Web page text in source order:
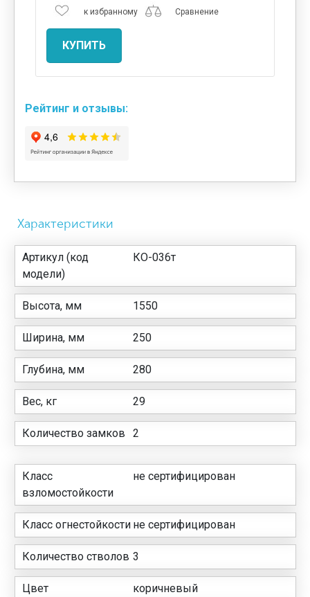
к избранному
Сравнение
КУПИТЬ
Рейтинг и отзывы:
Характеристики
Артикул (код
модели)
КО-036т
Высота, мм 1550
Ширина, мм 250
Глубина, мм 280
Вес, кг 29
Количество замков 2
Класс
взломостойкости
не сертифицирован
Класс огнестойкости не сертифицирован
Количество стволов 3
Цвет коричневый